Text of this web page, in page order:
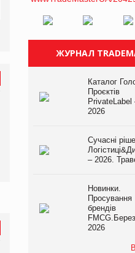
асортимент, якого покупці
не очікують побачити на
ЖУРНАЛ
Каталог
Проєктів
PrivateLabel
2026
Сучасні
– 2026.
Новинки.
Просування
брендів
2026